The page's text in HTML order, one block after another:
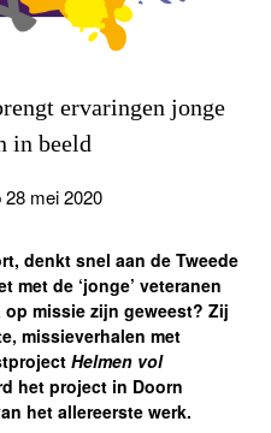
ervaringen jonge
in beeld
mei 2020
denkt snel aan de Tweede
met de ‘jonge’ veteranen
missie zijn geweest? Zij
missieverhalen met
Helmen vol
het project in Doorn
het allereerste werk.